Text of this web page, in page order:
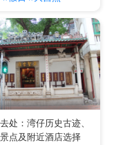
处：湾仔历史古迹、
点及附近酒店选择